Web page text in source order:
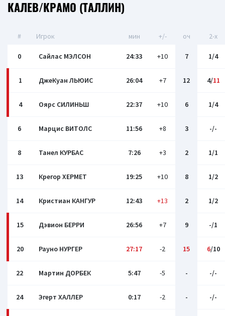
КАЛЕВ/КРАМО (ТАЛЛИН)
# Игрок мин +/- оч 2-x
0 Сайлас МЭЛСОН 24:33 +10 7 1/4
1 ДжеКуан ЛЬЮИС 26:04 +7 12 4/11
4 Оярс СИЛИНЬШ 22:37 +10 6 1/4
6 Марцис ВИТОЛС 11:56 +8 3 -/-
8 Танел КУРБАС 7:26 +3 2 1/1
13 Крегор ХЕРМЕТ 19:25 +10 8 1/2
14 Кристиан КАНГУР 12:43 +13 2 1/2
15 Дэвион БЕРРИ 26:56 +7 9 -/1
20 Рауно НУРГЕР 27:17 -2 15 6/10
22 Мартин ДОРБЕК 5:47 -5 - -/-
24 Эгерт ХАЛЛЕР 0:17 -2 - -/-